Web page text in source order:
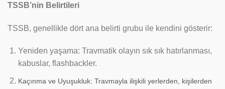
TSSB’nin Belirtileri
TSSB, genellikle dört ana belirti grubu ile kendini gösterir:
Yeniden yaşama: Travmatik olayın sık sık hatırlanması,
kabuslar, flashbackler.
Kaçınma ve Uyuşukluk: Travmayla ilişkili yerlerden, kişilerden